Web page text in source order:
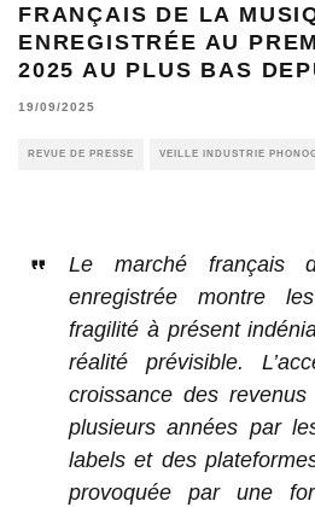
FRANÇAIS DE LA
ENREGISTRÉE AU
2025 AU PLUS BAS
19/09/2025
REVUE DE PRESSE VEILLE INDUSTRIE
Le marché français
enregistrée montre
fragilité à présent
réalité prévisible.
croissance des
plusieurs années par
labels et des
provoquée par une